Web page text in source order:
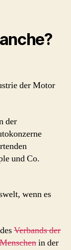
der Motor
der
und Co.
wenn es
Verbands der
in der